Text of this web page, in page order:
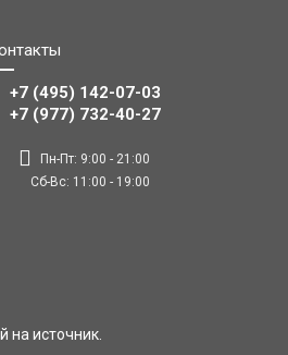
+7 (495) 142-07-03
‎‎+7 (977) 732-40-27
Пн-Пт: 9:00 - 21:00
Сб-Вс: 11:00 - 19:00
на источник.